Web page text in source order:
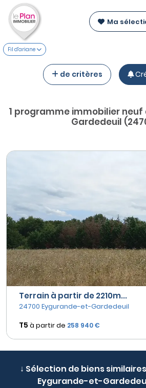
Ma
Fil d'ariane
de critères
1 programme immobilier
Gardedeuil
Terrain à partir de 2210m...
24700 Eygurande-et-Gardedeuil
T5 à partir de 258 940 €
↓ Sélection de biens
Eygurande-et-